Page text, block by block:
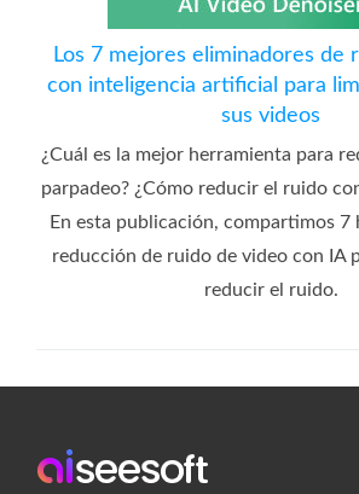
Los 7 mejores eliminadores de
con inteligencia artificial para
sus videos
¿Cuál es la mejor herramienta para
parpadeo? ¿Cómo reducir el ruido
En esta publicación, compartimos 7
reducción de ruido de video con IA
reducir el ruido.